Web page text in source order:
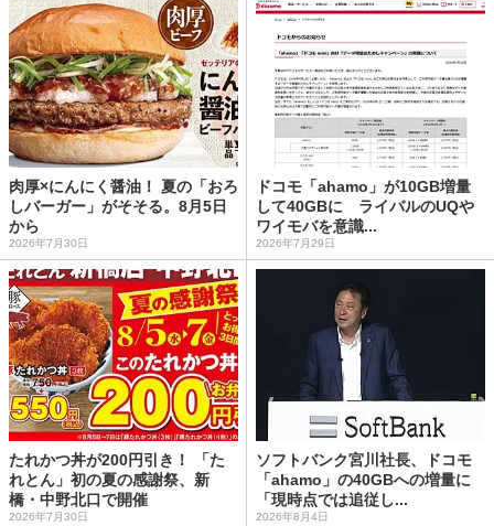
肉厚×にんにく醤油！ 夏の「おろ
しバーガー」がそそる。8月5日
から
2026年7月30日
ドコモ「ahamo」が10GB増量
して40GBに ライバルのUQや
ワイモバを意識...
2026年7月29日
たれかつ丼が200円引き！ 「た
れとん」初の夏の感謝祭、新
橋・中野北口で開催
2026年7月30日
ソフトバンク宮川社長、ドコモ
「ahamo」の40GBへの増量に
「現時点では追従し...
2026年8月4日